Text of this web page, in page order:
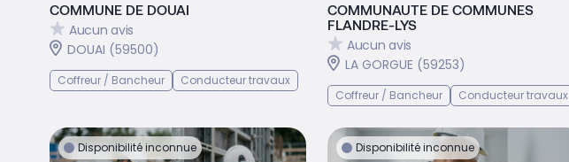
COMMUNE DE DOUAI
Aucun avis
DOUAI (59500)
Coffreur / Bancheur Conducteur travaux
COMMUNAUTE DE COMMUNES
FLANDRE-LYS
Aucun avis
LA GORGUE (59253)
Coffreur / Bancheur Conducteur travaux
Disponibilité inconnue Disponibilité inconnue